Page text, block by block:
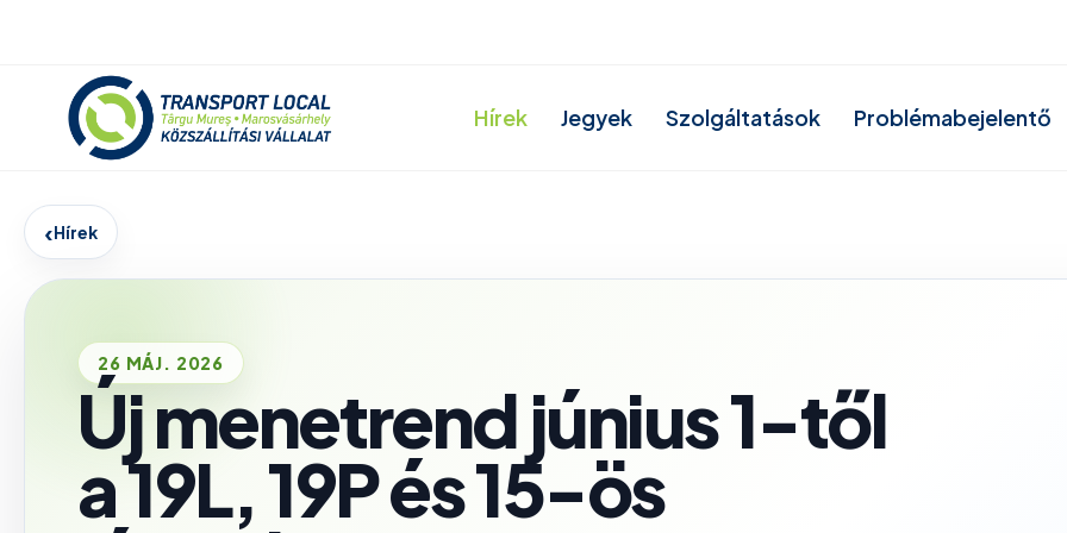
Hírek Jegyek Szolgáltatások Problémabejelentő
‹Hírek
26 MÁJ. 2026
Új menetrend június 1-től
a 19L, 19P és 15-ös